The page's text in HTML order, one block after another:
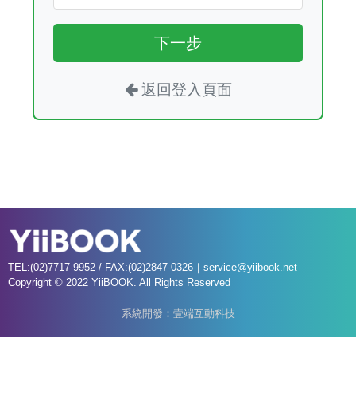
下一步
返回登入頁面
TEL:(02)7717-9952 / FAX:(02)2847-0326｜ service@yiibook.net
Copyright © 2022 YiiBOOK. All Rights Reserved
系統開發：壹端互動科技